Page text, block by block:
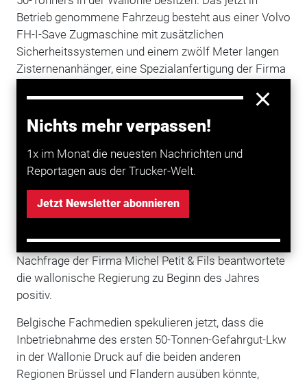
Nichts mehr verpassen!
1x im Monat die neuesten Nachrichten und
Reportagen aus der Trucker-Welt.
Jetzt Newsletter abonnieren
Betrieb genommene Fahrzeug besteht aus einer Volvo
FH-I-Save Zugmaschine mit zusätzlichen
Sicherheitssystemen und einem zwölf Meter langen
Zisternenanhänger, eine Spezialanfertigung der Firma
insgesamt, 6000 Liter mehr als bisher, können auf
diese Weise in einer Fahrt transportiert werden.
Riesen-Lkw bald auch in anderen belgischen
Regionen erlaubt?
In der Wallonie sind 50-Tonnen-Lkw seit Mai 2018
zugelassen. Allerdings war zunächst unklar, ob die
Flüssigkeitstransporte galt. Eine entsprechende
Nachfrage der Firma Michel Petit & Fils beantwortete
die wallonische Regierung zu Beginn des Jahres
positiv.
Belgische Fachmedien spekulieren jetzt, dass die
Inbetriebnahme des ersten 50-Tonnen-Gefahrgut-Lkw
in der Wallonie Druck auf die beiden anderen
Regionen Brüssel und Flandern ausüben könnte,